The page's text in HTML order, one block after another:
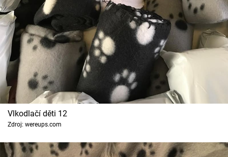
Vlkodlačí děti 12
Zdroj: wereups.com